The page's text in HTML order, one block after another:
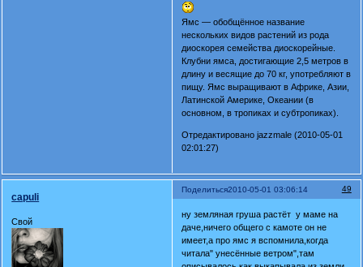
Ямс — обобщённое название
нескольких видов растений из рода
диоскорея семейства диоскорейные.
Клубни ямса, достигающие 2,5 метров в
длину и весящие до 70 кг, употребляют в
пищу. Ямс выращивают в Африке, Азии,
Латинской Америке, Океании (в
основном, в тропиках и субтропиках).
Отредактировано jazzmale (2010-05-01
02:01:27)
Поделиться 49
2010-05-01 03:06:14
capuli
Свой
ну земляная груша растёт у маме на
даче,ничего общего с камоте он не
имеет,а про ямс я вспомнила,когда
читала" унесённые ветром",там